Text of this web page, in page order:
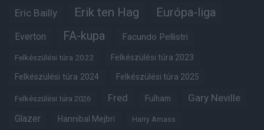
Eric Bailly Erik ten Hag Európa-liga
Everton FA-kupa Facundo Pellistri
Felkészülési túra 2022 Felkészülési túra 2023
Felkészülési túra 2024 Felkészülési túra 2025
Felkészülési túra 2026 Fred Fulham Gary Neville
Glazer Hannibal Mejbri Harry Amass